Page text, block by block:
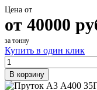
Цена от
от 40000
за тонну
Купить в один клик
В корзину